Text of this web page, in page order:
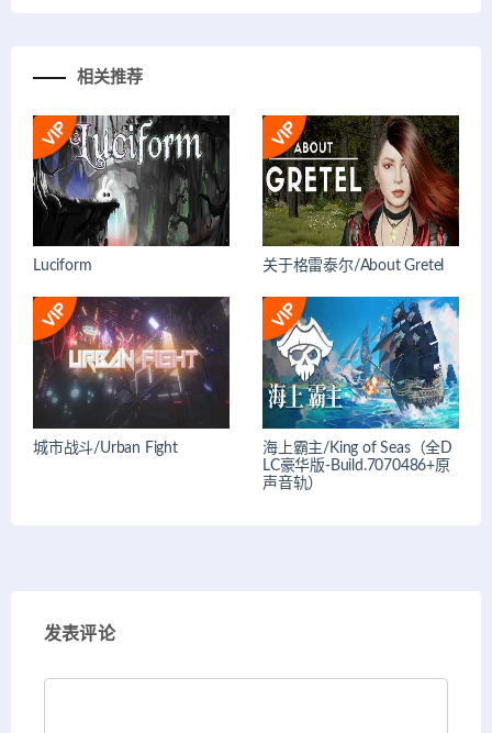
相关推荐
Luciform 关于格雷泰尔/About Gretel
城市战斗/Urban Fight
海上霸主/King of Seas（全D
LC豪华版-Build.7070486+原
声音轨）
发表评论